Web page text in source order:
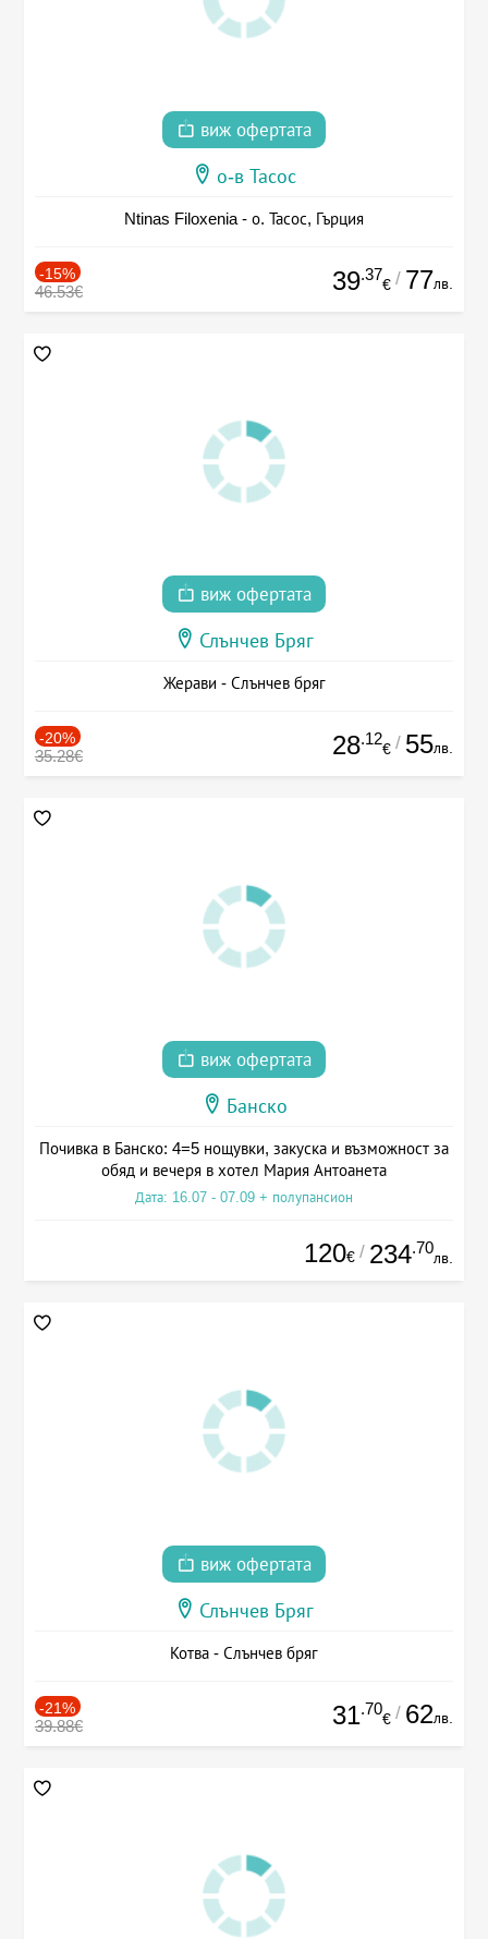
виж офертата
о-в Тасос
Ntinas Filoxenia - о. Тасос, Гърция
-15%
46.53€ 39.37
€ / 77лв.
виж офертата
Слънчев Бряг
Жерави - Слънчев бряг
-20%
35.28€ 28.12
€ / 55лв.
виж офертата
Банско
Почивка в Банско: 4=5 нощувки, закуска и възможност за
обяд и вечеря в хотел Мария Антоанета
Дата: 16.07 - 07.09 + полупансион
120€ / 234.70
лв.
виж офертата
Слънчев Бряг
Котва - Слънчев бряг
-21%
39.88€ 31.70
€ / 62лв.